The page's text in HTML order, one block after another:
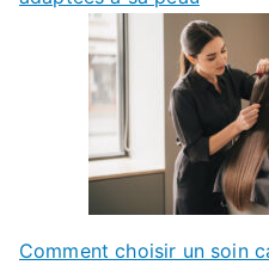
Comment choisir un soin